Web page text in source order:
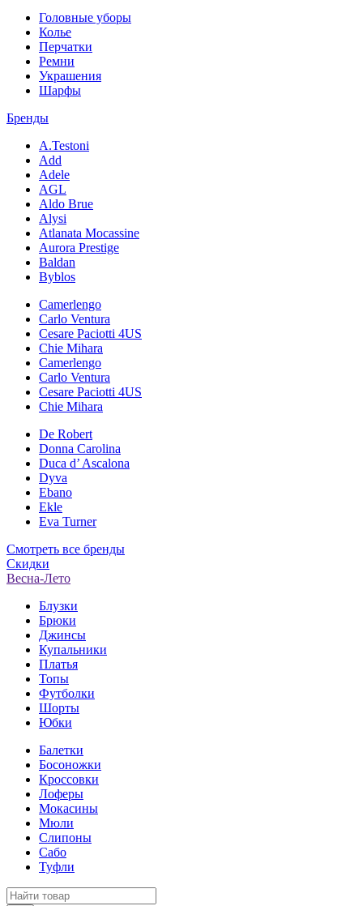
Головные уборы
Колье
Перчатки
Ремни
Украшения
Шарфы
Бренды
A.Testoni
Add
Adele
AGL
Aldo Brue
Alysi
Atlanata Mocassine
Aurora Prestige
Baldan
Byblos
Camerlengo
Carlo Ventura
Cesare Paciotti 4US
Chie Mihara
Camerlengo
Carlo Ventura
Cesare Paciotti 4US
Chie Mihara
De Robert
Donna Carolina
Duca d’ Ascalona
Dyva
Ebano
Ekle
Eva Turner
Смотреть все бренды
Скидки
Весна-Лето
Блузки
Брюки
Джинсы
Купальники
Платья
Топы
Футболки
Шорты
Юбки
Балетки
Босоножки
Кроссовки
Лоферы
Мокасины
Мюли
Слипоны
Сабо
Туфли
Поиск